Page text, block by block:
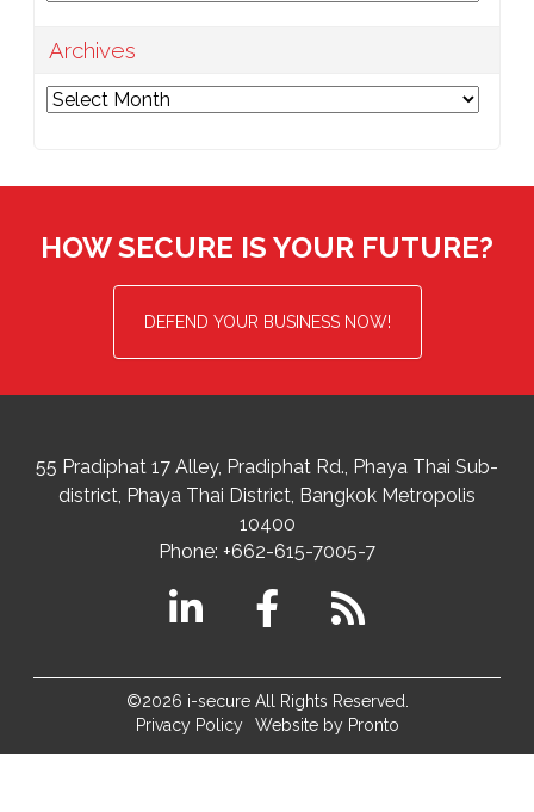
Archives
Archives
HOW SECURE IS YOUR FUTURE?
DEFEND YOUR BUSINESS NOW!
55 Pradiphat 17 Alley, Pradiphat Rd., Phaya Thai Sub-
district Phaya Thai District, Bangkok Metropolis
10400
Phone: +662-615-7005-7
©2026 i-secure All Rights Reserved.
Privacy Policy
Website by Pronto